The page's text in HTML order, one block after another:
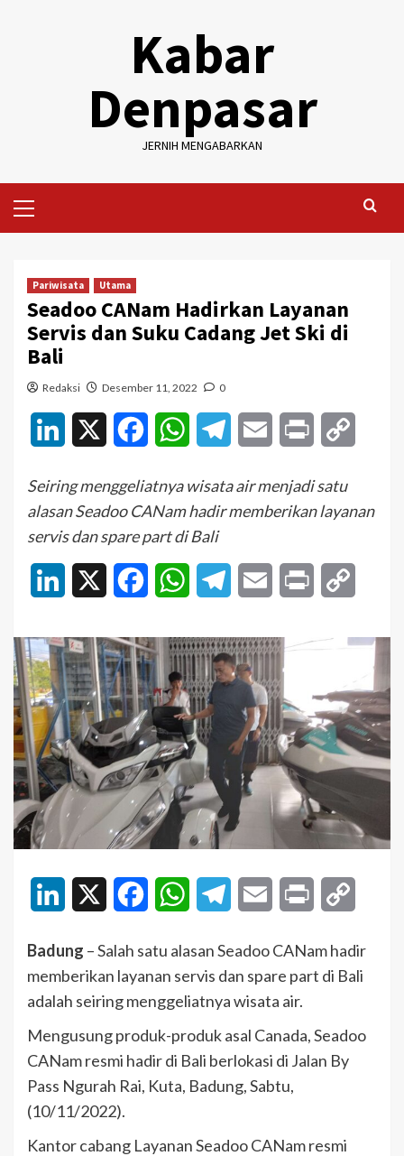
Kabar
Denpasar
JERNIH MENGABARKAN
Menu
Pariwisata Utama
Seadoo CANam Hadirkan Layanan
Servis dan Suku Cadang Jet Ski di
Bali
Redaksi Desember 11, 2022 0
LinkedIn FacebookWhatsAppTelegramEmail Print
Seiring menggeliatnya wisata air menjadi satu
alasan Seadoo CANam hadir memberikan layanan
servis dan spare part di Bali
LinkedIn FacebookWhatsAppTelegramEmail Print
LinkedIn FacebookWhatsAppTelegramEmail Print
Badung – Salah satu alasan Seadoo CANam hadir
memberikan layanan servis dan spare part di Bali
adalah seiring menggeliatnya wisata air.
Mengusung produk-produk asal Canada, Seadoo
CANam resmi hadir di Bali berlokasi di Jalan By
Pass Ngurah Rai, Kuta, Badung, Sabtu,
(10/11/2022).
Kantor cabang Layanan Seadoo CANam resmi